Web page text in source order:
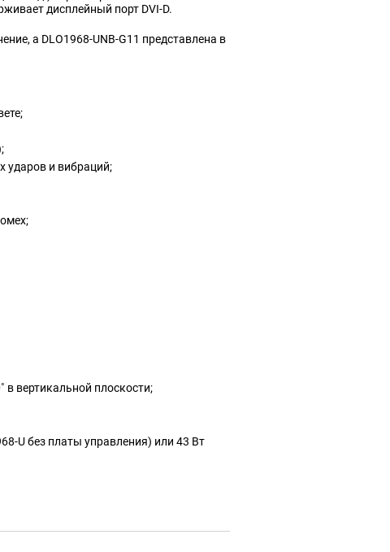
дисплейный порт DVI-D.
а DLO1968-UNB-G11 представлена в
ударов и вибраций;
в вертикальной плоскости;
U без платы управления) или 43 Вт